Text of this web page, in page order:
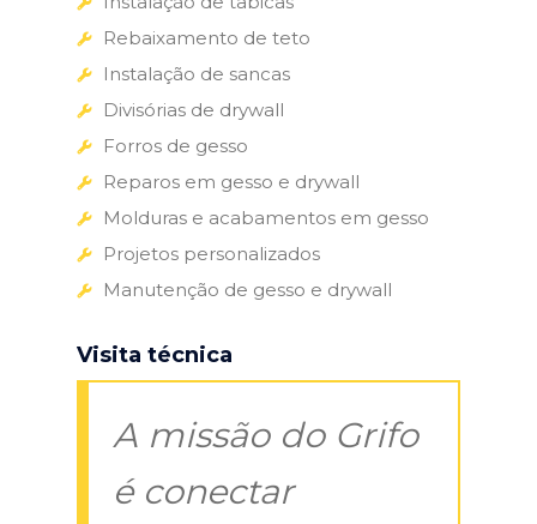
Rebaixamento de teto
Instalação de sancas
Divisórias de drywall
Forros de gesso
Reparos em gesso e drywall
Molduras e acabamentos em gesso
Projetos personalizados
Manutenção de gesso e drywall
Visita técnica
A missão do Grifo
é conectar